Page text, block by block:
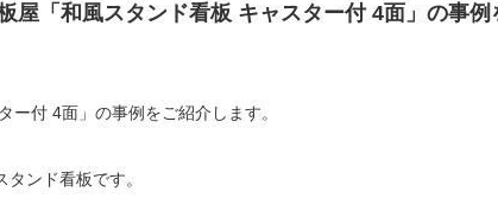
屋「和風スタンド看板 キャスター付 4面」の事例
ー付 4面」の事例をご紹介します。
ンド看板です。